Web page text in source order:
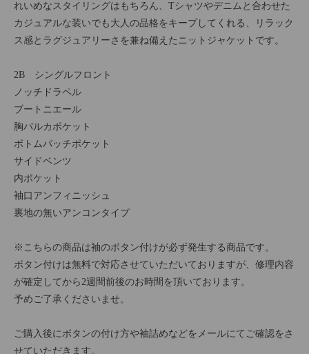
れいめなスタイリングはもちろん、Tシャツやデニムと合わせた
カジュアルな装いでも大人の品格をキープしてくれる、リラック
ス感とラグジュアリーさを兼ね備えたニットジャケットです。
2B シングルフロント
ノッチドラペル
ブートニエール
胸バルカポケット
ボトムパッチポケット
サイドベンツ
内ポケット
袖口アンフィニッシュ
裏地の無いアンコンタイプ
※こちらの商品は袖のボタン付けが必ず発生する商品です。
ボタン付けは無料で対応させていただいておりますが、修理内容
が確定してから2週間前後のお時間を頂いております。
予めご了承くださいませ。
ご購入後にボタンの付け方や袖詰めなどをメールにてご確認をさ
せていただきます。